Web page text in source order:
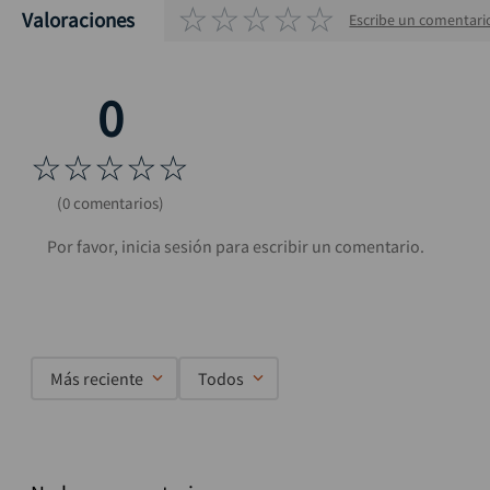
Valoraciones ☆☆☆☆☆ Escribe un
☆☆☆☆☆
(0 comentarios)
Más reciente Todos